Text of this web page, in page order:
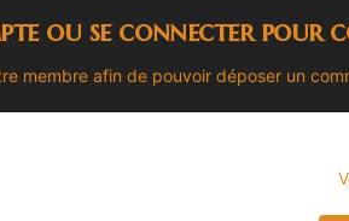
ou se connecter pour
membre afin de pouvoir déposer un